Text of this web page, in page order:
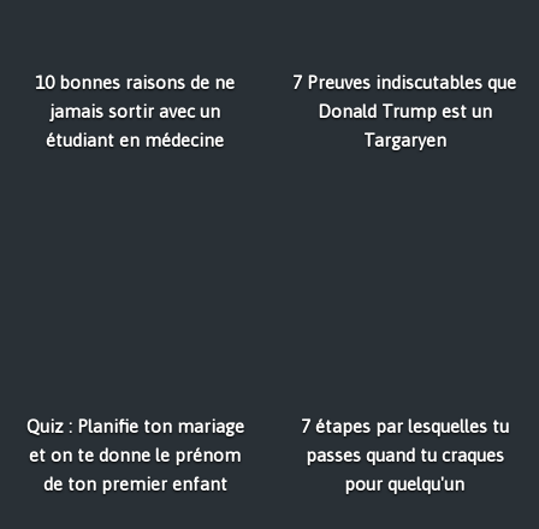
10 bonnes raisons de ne
jamais sortir avec un
étudiant en médecine
7 Preuves indiscutables que
Donald Trump est un
Targaryen
Quiz : Planifie ton mariage
et on te donne le prénom
de ton premier enfant
7 étapes par lesquelles tu
passes quand tu craques
pour quelqu'un